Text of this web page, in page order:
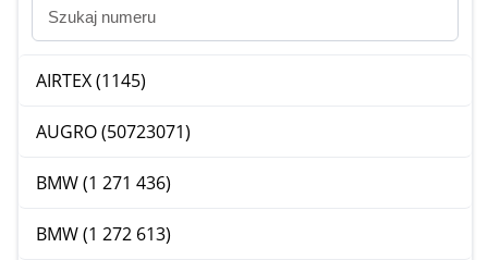
AIRTEX (1145)
AUGRO (50723071)
BMW (1 271 436)
BMW (1 272 613)